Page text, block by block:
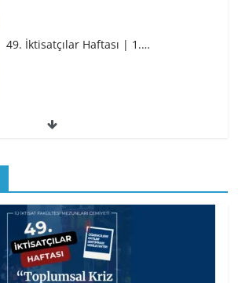
49. İktisatçılar Haftası | 1.…
49. İktisatçılar Haftası | 1.…
BİZ İKTİSATLILAR: İÇİMİZDEN BİRİ PROF.
…